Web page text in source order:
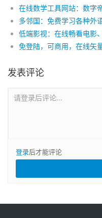
在线数学工具网站：数字
低端影视：在线畅看电影
免登陆，可商用，在线矢
发表评论
请登录后评论...
登录后才能评论